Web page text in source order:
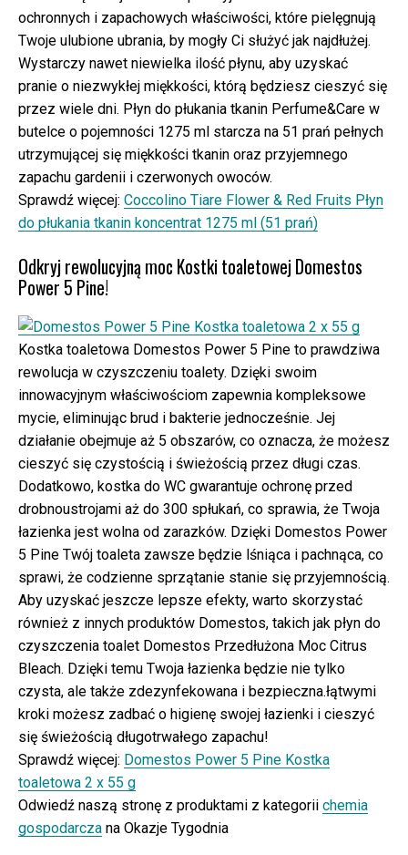
ochronnych i zapachowych właściwości, które pielęgnują
Twoje ulubione ubrania, by mogły Ci służyć jak najdłużej.
Wystarczy nawet niewielka ilość płynu, aby uzyskać
pranie o niezwykłej miękkości, którą będziesz cieszyć się
przez wiele dni. Płyn do płukania tkanin Perfume&Care w
butelce o pojemności 1275 ml starcza na 51 prań pełnych
utrzymującej się miękkości tkanin oraz przyjemnego
zapachu gardenii i czerwonych owoców.
Sprawdź więcej: Coccolino Tiare Flower & Red Fruits Płyn
do płukania tkanin koncentrat 1275 ml (51 prań)
Odkryj rewolucyjną moc Kostki toaletowej Domestos
Power 5 Pine!
Kostka toaletowa Domestos Power 5 Pine to prawdziwa
rewolucja w czyszczeniu toalety. Dzięki swoim
innowacyjnym właściwościom zapewnia kompleksowe
mycie, eliminując brud i bakterie jednocześnie. Jej
działanie obejmuje aż 5 obszarów, co oznacza, że możesz
cieszyć się czystością i świeżością przez długi czas.
Dodatkowo, kostka do WC gwarantuje ochronę przed
drobnoustrojami aż do 300 spłukań, co sprawia, że Twoja
łazienka jest wolna od zarazków. Dzięki Domestos Power
5 Pine Twój toaleta zawsze będzie lśniąca i pachnąca, co
sprawi, że codzienne sprzątanie stanie się przyjemnością.
Aby uzyskać jeszcze lepsze efekty, warto skorzystać
również z innych produktów Domestos, takich jak płyn do
czyszczenia toalet Domestos Przedłużona Moc Citrus
Bleach. Dzięki temu Twoja łazienka będzie nie tylko
czysta, ale także zdezynfekowana i bezpieczna.łątwymi
kroki możesz zadbać o higienę swojej łazienki i cieszyć
się świeżością długotrwałego zapachu!
Sprawdź więcej: Domestos Power 5 Pine Kostka
toaletowa 2 x 55 g
Odwiedź naszą stronę z produktami z kategorii chemia
gospodarcza na Okazje Tygodnia